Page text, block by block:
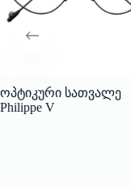
ოპტიკური სათვალე
Philippe V